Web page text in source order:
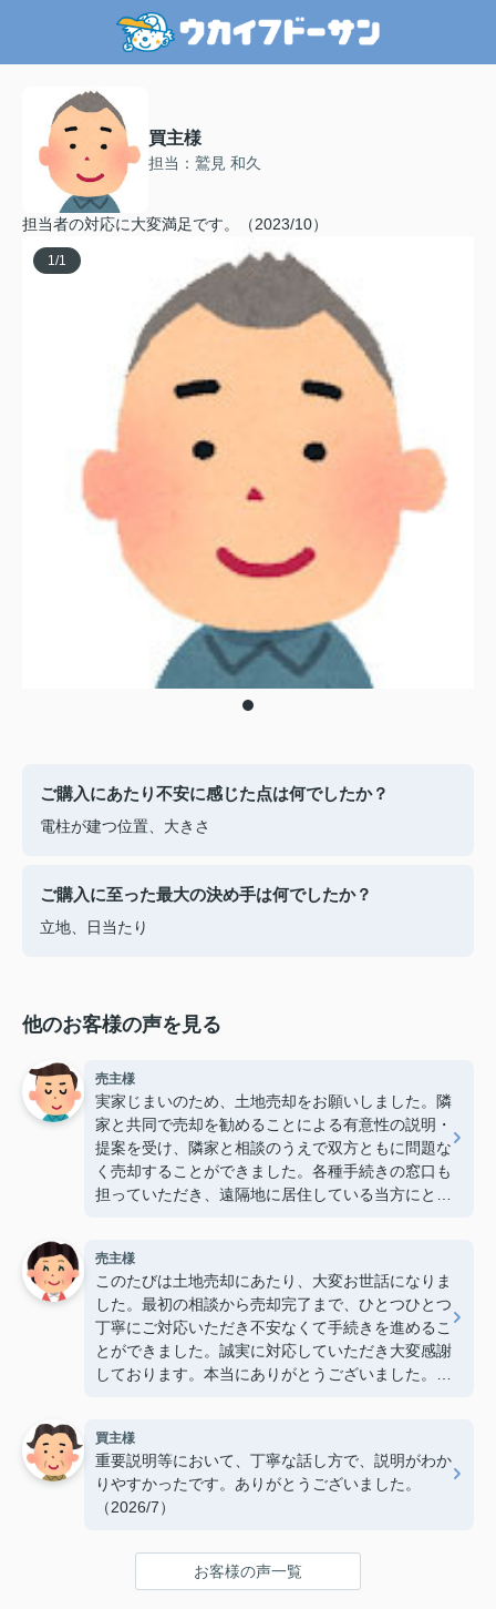
買主様
担当：鷲見 和久
担当者の対応に大変満足です。（2023/10）
1/1
ご購入にあたり不安に感じた点は何でしたか？
電柱が建つ位置、大きさ
ご購入に至った最大の決め手は何でしたか？
立地、日当たり
他のお客様の声を見る
売主様
実家じまいのため、土地売却をお願いしました。隣
家と共同で売却を勧めることによる有意性の説明・
提案を受け、隣家と相談のうえで双方ともに問題な
く売却することができました。各種手続きの窓口も
担っていただき、遠隔地に居住している当方にとっ
売主様
このたびは土地売却にあたり、大変お世話になりま
した。最初の相談から売却完了まで、ひとつひとつ
丁寧にご対応いただき不安なくて手続きを進めるこ
とができました。誠実に対応していただき大変感謝
しております。本当にありがとうございました。
買主様
重要説明等において、丁寧な話し方で、説明がわか
りやすかったです。ありがとうございました。
（2026/7）
お客様の声一覧